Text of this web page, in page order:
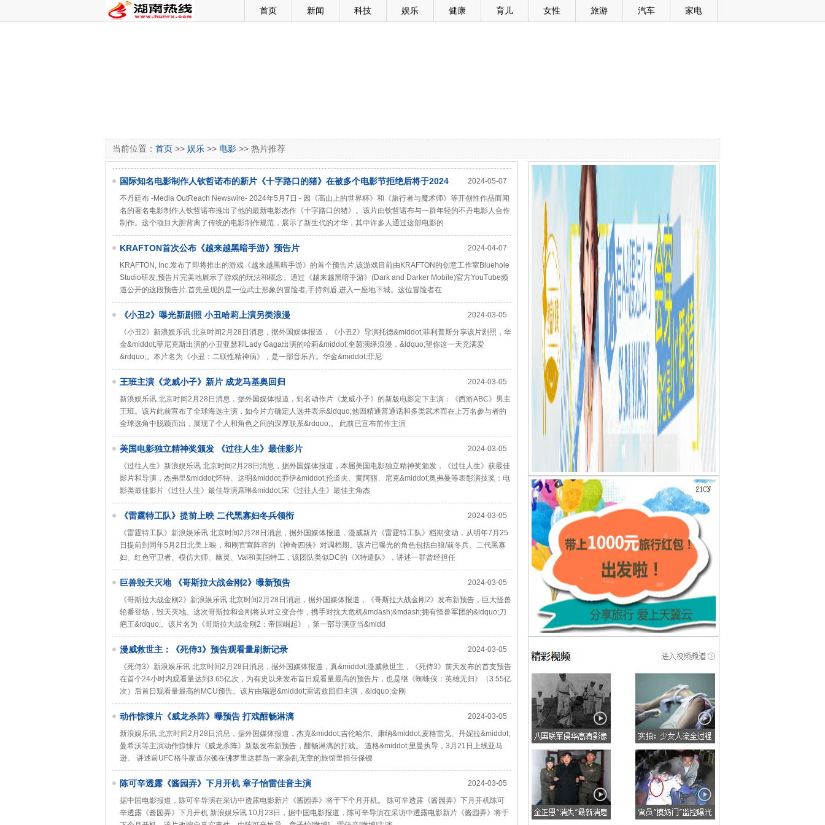
首页 新闻 科技 娱乐 健康 育儿 女性 旅游 汽车 家电
当前位置： 首页 >> 娱乐 >> 电影 >> 热片推荐
2024-05-07
国际知名电影制作人钦哲诺布的新片《十字路口的猪》在被多个电影节拒绝后将于2024
年5月11日进行全球虚拟首映
不丹廷布 -Media OutReach Newswire- 2024年5月7日 - 因《高山上的世界杯》和《旅行者与魔术师》等开创性作品而闻
名的著名电影制作人钦哲诺布推出了他的最新电影杰作《十字路口的猪》。该片由钦哲诺布与一群年轻的不丹电影人合作
制作。这个项目大胆背离了传统的电影制作规范，展示了新生代的才华，其中许多人通过这部电影的
2024-04-07
KRAFTON首次公布《越来越黑暗手游》预告片
KRAFTON, Inc.发布了即将推出的游戏《越来越黑暗手游》的首个预告片,该游戏目前由KRAFTON的创意工作室Bluehole
Studio研发,预告片完美地展示了游戏的玩法和概念。通过《越来越黑暗手游》(Dark and Darker Mobile)官方YouTube频
道公开的这段预告片,首先呈现的是一位武士形象的冒险者,手持剑盾,进入一座地下城。这位冒险者在
2024-03-05
《小丑2》曝光新剧照 小丑哈莉上演另类浪漫
《小丑2》新浪娱乐讯 北京时间2月28日消息，据外国媒体报道，《小丑2》导演托德&middot;菲利普斯分享该片剧照，华
金&middot;菲尼克斯出演的小丑亚瑟和Lady Gaga出演的哈莉&middot;奎茵演绎浪漫，&ldquo;望你这一天充满爱
&rdquo;。本片名为《小丑：二联性精神病》，是一部音乐片。华金&middot;菲尼
2024-03-05
王班主演《龙威小子》新片 成龙马基奥回归
新浪娱乐讯 北京时间2月28日消息，据外国媒体报道，知名动作片《龙威小子》的新版电影定下主演：《西游ABC》男主
王班。该片此前宣布了全球海选主演，如今片方确定人选并表示&ldquo;他因精通普通话和多类武术而在上万名参与者的
全球选角中脱颖而出，展现了个人和角色之间的深厚联系&rdquo;。 此前已宣布前作主演
2024-03-05
美国电影独立精神奖颁发 《过往人生》最佳影片
《过往人生》新浪娱乐讯 北京时间2月28日消息，据外国媒体报道，本届美国电影独立精神奖颁发，《过往人生》获最佳
影片和导演，杰弗里&middot;怀特、达明&middot;乔伊&middot;伦道夫、黄阿丽、尼克&middot;奥弗曼等表彰演技奖：电
影类最佳影片《过往人生》最佳导演席琳&middot;宋《过往人生》最佳主角杰
2024-03-05
《雷霆特工队》提前上映 二代黑寡妇冬兵领衔
《雷霆特工队》新浪娱乐讯 北京时间2月28日消息，据外国媒体报道，漫威新片《雷霆特工队》档期变动，从明年7月25
日提前到同年5月2日北美上映，和刚官宣阵容的《神奇四侠》对调档期。该片已曝光的角色包括白狼/前冬兵、二代黑寡
妇、红色守卫者、模仿大师、幽灵、Val和美国特工，该团队类似DC的《X特遣队》，讲述一群曾经担任
2024-03-05
巨兽毁天灭地 《哥斯拉大战金刚2》曝新预告
《哥斯拉大战金刚2》新浪娱乐讯 北京时间2月28日消息，据外国媒体报道，《哥斯拉大战金刚2》发布新预告，巨大怪兽
轮番登场，毁天灭地。这次哥斯拉和金刚将从对立变合作，携手对抗大危机&mdash;&mdash;拥有怪兽军团的&ldquo;刀
疤王&rdquo;。该片名为《哥斯拉大战金刚2：帝国崛起》，第一部导演亚当&midd
2024-03-05
漫威救世主：《死侍3》预告观看量刷新记录
《死侍3》新浪娱乐讯 北京时间2月28日消息，据外国媒体报道，真&middot;漫威救世主，《死侍3》前天发布的首支预告
在首个24小时内观看量达到3.65亿次，为有史以来发布首日观看量最高的预告片，也是继《蜘蛛侠：英雄无归》（3.55亿
次）后首日观看量最高的MCU预告。该片由瑞恩&middot;雷诺兹回归主演，&ldquo;金刚
2024-03-05
动作惊悚片《威龙杀阵》曝预告 打戏酣畅淋漓
新浪娱乐讯 北京时间2月28日消息，据外国媒体报道，杰克&middot;吉伦哈尔、康纳&middot;麦格雷戈、丹妮拉&middot;
曼希沃等主演动作惊悚片《威龙杀阵》新版发布新预告，酣畅淋漓的打戏。 道格&middot;里曼执导，3月21日上线亚马
逊。 讲述前UFC格斗家道尔顿在佛罗里达群岛一家杂乱无章的旅馆里担任保镖
2024-03-05
陈可辛透露《酱园弄》下月开机 章子怡雷佳音主演
据中国电影报道，陈可辛导演在采访中透露电影新片《酱园弄》将于下个月开机。 陈可辛透露《酱园弄》下月开机陈可
辛透露《酱园弄》下月开机 新浪娱乐讯 10月23日，据中国电影报道，陈可辛导演在采访中透露电影新片《酱园弄》将于